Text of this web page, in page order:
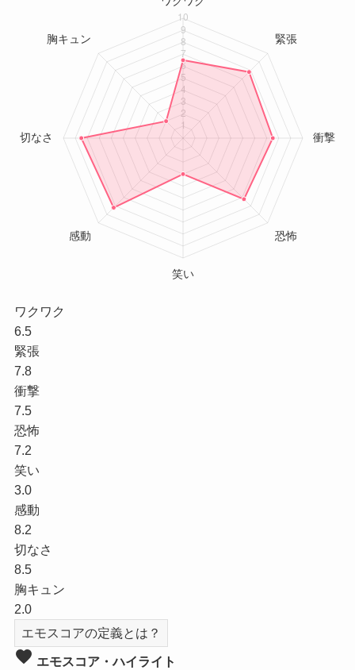
ワクワク
6.5
緊張
7.8
衝撃
7.5
恐怖
7.2
笑い
3.0
感動
8.2
切なさ
8.5
胸キュン
2.0
エモスコアの定義とは？
favorite エモスコア・ハイライト